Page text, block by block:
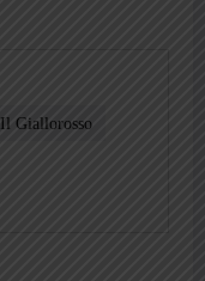
Il Giallorosso